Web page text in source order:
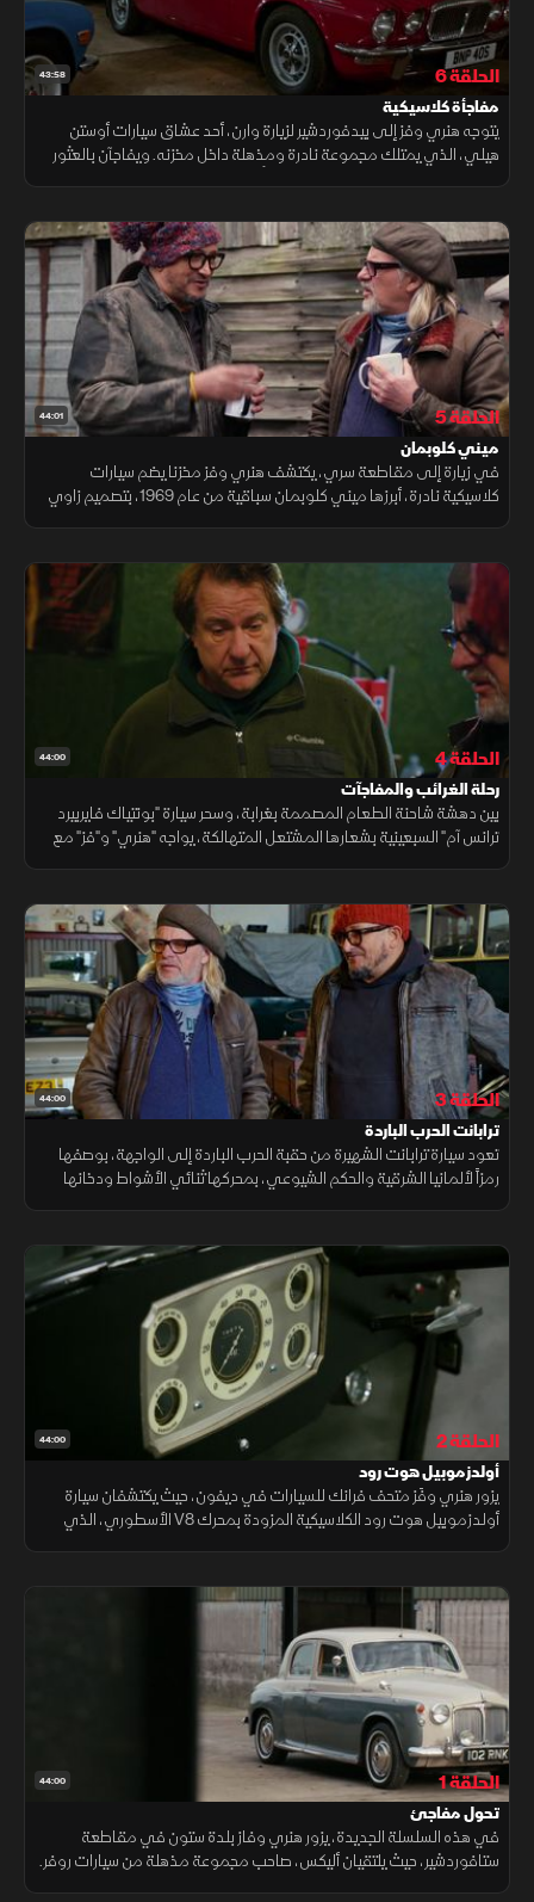
43:58 الحلقة 6
مفاجأة كلاسيكية
يتوجه هنري وفز إلى بيدفوردشير لزيارة وارن، أحد عشاق سيارات أوستن
هيلي، الذي يمتلك مجموعة نادرة ومذهلة داخل مخزنه. ويفاجآن بالعثور
44:01 الحلقة 5
ميني كلوبمان
في زيارة إلى مقاطعة سري، يكتشف هنري وفز مخزنا يضم سيارات
كلاسيكية نادرة، أبرزها ميني كلوبمان سباقية من عام 1969، بتصميم زاوي
44:00 الحلقة 4
رحلة الغرائب والمفاجآت
بين دهشة شاحنة الطعام المصممة بغرابة، وسحر سيارة "بونتياك فايربيرد
ترانس آم" السبعينية بشعارها المشتعل المتهالكة، يواجه "هنري" و"فز" مع
44:00 الحلقة 3
ترابانت الحرب الباردة
تعود سيارة ترابانت الشهيرة من حقبة الحرب الباردة إلى الواجهة، بوصفها
رمزاً لألمانيا الشرقية والحكم الشيوعي، بمحركها ثنائي الأشواط ودخانها
44:00 الحلقة 2
أولدزموبيل هوت رود
يزور هنري وفَز متحف فرانك للسيارات في ديفون، حيث يكتشفان سيارة
أولدزموبيل هوت رود الكلاسيكية المزودة بمحرك V8 الأسطوري، الذي
44:00 الحلقة 1
تحول مفاجئ
في هذه السلسلة الجديدة، يزور هنري وفاز بلدة ستون في مقاطعة
ستافوردشير، حيث يلتقيان أليكس، صاحب مجموعة مذهلة من سيارات روفر.